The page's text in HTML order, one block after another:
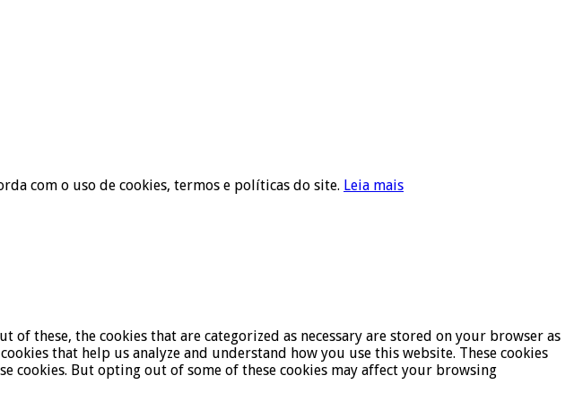
com o uso de cookies, termos e políticas do site. Leia mais
these, the cookies that are categorized as necessary are stored on your browser as
that help us analyze and understand how you use this website. These cookies
But opting out of some of these cookies may affect your browsing